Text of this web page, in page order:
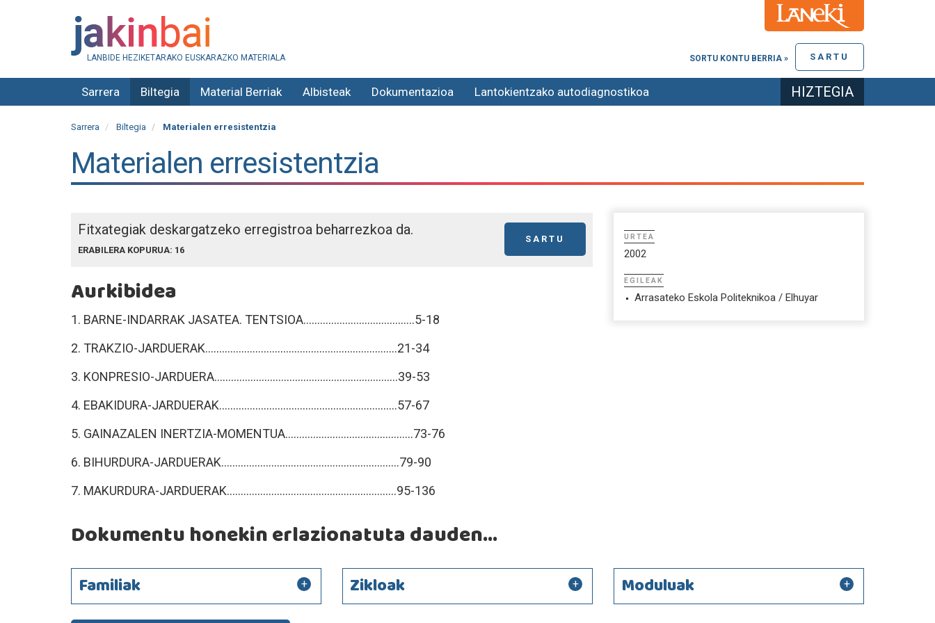
LANBIDE HEZIKETARAKO EUSKARAZKO MATERIALA SARTU
SORTU KONTU BERRIA »
Sarrera Biltegia Material Berriak Albisteak Dokumentazioa Lantokientzako autodiagnostikoa HIZTEGIA
Sarrera Biltegia Materialen erresistentzia
Materialen erresistentzia
Fitxategiak deskargatzeko erregistroa beharrezkoa da.
SARTU
ERABILERA KOPURUA: 16
Aurkibidea
1. BARNE-INDARRAK JASATEA. TENTSIOA........................................5-18
2. TRAKZIO-JARDUERAK.....................................................................21-34
3. KONPRESIO-JARDUERA..................................................................39-53
4. EBAKIDURA-JARDUERAK................................................................57-67
5. GAINAZALEN INERTZIA-MOMENTUA..............................................73-76
6. BIHURDURA-JARDUERAK................................................................79-90
7. MAKURDURA-JARDUERAK.............................................................95-136
URTEA
2002
EGILEAK
Arrasateko Eskola Politeknikoa / Elhuyar
Dokumentu honekin erlazionatuta dauden...
Familiak Zikloak Moduluak